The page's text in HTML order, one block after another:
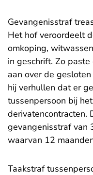
Gevangenisstraf
Het hof veroordeelt
omkoping,
in geschrift. Zo
aan over de
hij verhullen dat er
tussenpersoon bij
derivatencontracten.
gevangenisstraf van
waarvan 12
Taakstraf